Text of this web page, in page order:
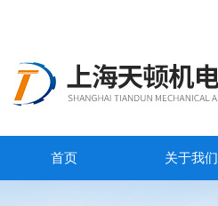
首页 关于我们